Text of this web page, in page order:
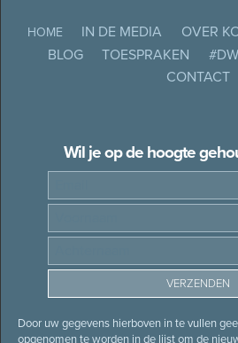
HOME IN DE MEDIA OVER
BLOG
TOESPRAKEN
CONTACT
Wil je op de hoogte
Door uw gegevens hierboven in te vullen
opgenomen te worden in de lijst om de